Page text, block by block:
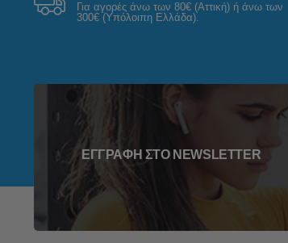
Για αγορές άνω των 80€ (Αττική) ή άνω των
300€ (Υπόλοιπη Ελλάδα).
ΕΓΓΡΑΦΉ ΣΤΟ NEWSLETTER